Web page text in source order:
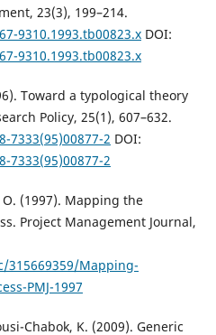
23(3), 199–214.
9310.1993.tb00823.xDOI:
9310.1993.tb00823.x
Toward a typological theory
Policy, 25(1), 607–632.
7333(95)00877-2 DOI:
7333(95)00877-2
O. (1997). Mapping the
Project Management Journal,
Mapping-
PMJ-1997
Chabok, K. (2009). Generic